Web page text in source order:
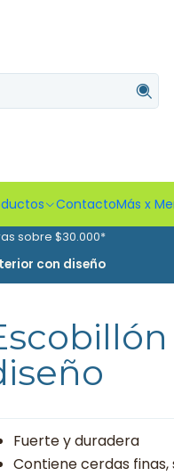
ContactoMás x
sobre $30.000*
con diseño
Fuerte y duradera
Contiene cerdas finas,